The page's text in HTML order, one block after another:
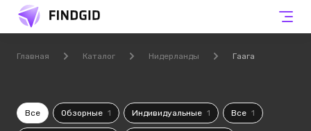
Главная Каталог Нидерланды Гаага
Все Обзорные 1 Индивидуальные 1 Все 1